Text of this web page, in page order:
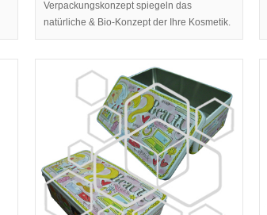
Verpackungskonzept spiegeln das
natürliche & Bio-Konzept der Ihre Kosmetik.